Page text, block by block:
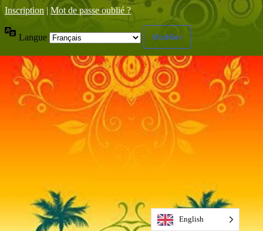
Inscription | Mot de passe oublié ?
Langue
English